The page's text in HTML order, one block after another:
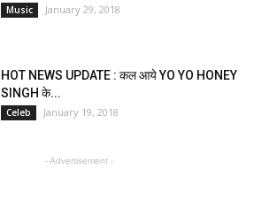
Music January 29, 2018
HOT NEWS UPDATE : कल आये YO YO HONEY
SINGH के...
Celeb January 19, 2018
- Advertisement -